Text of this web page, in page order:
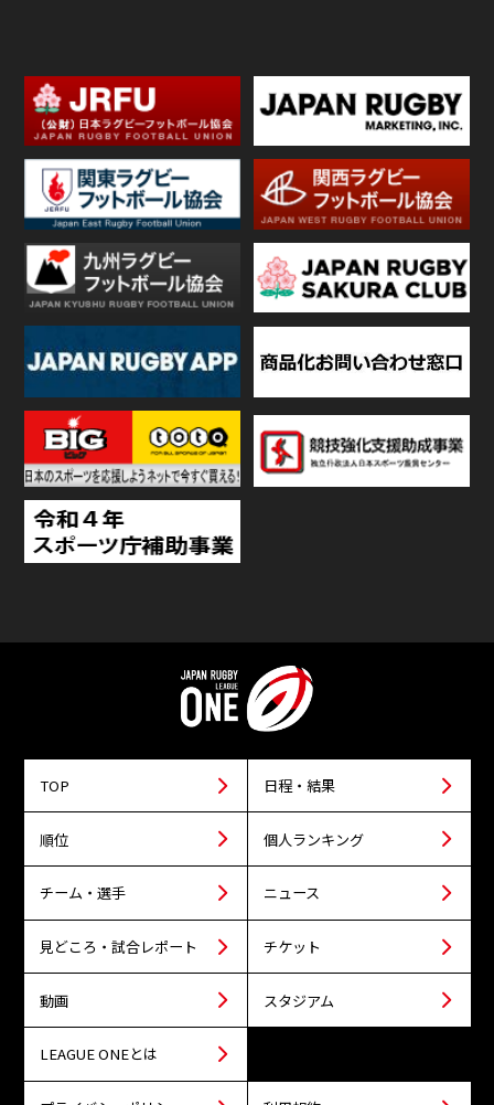
TOP 日程・結果
順位 個人ランキング
チーム・選手 ニュース
見どころ・試合レポート チケット
動画 スタジアム
LEAGUE ONEとは